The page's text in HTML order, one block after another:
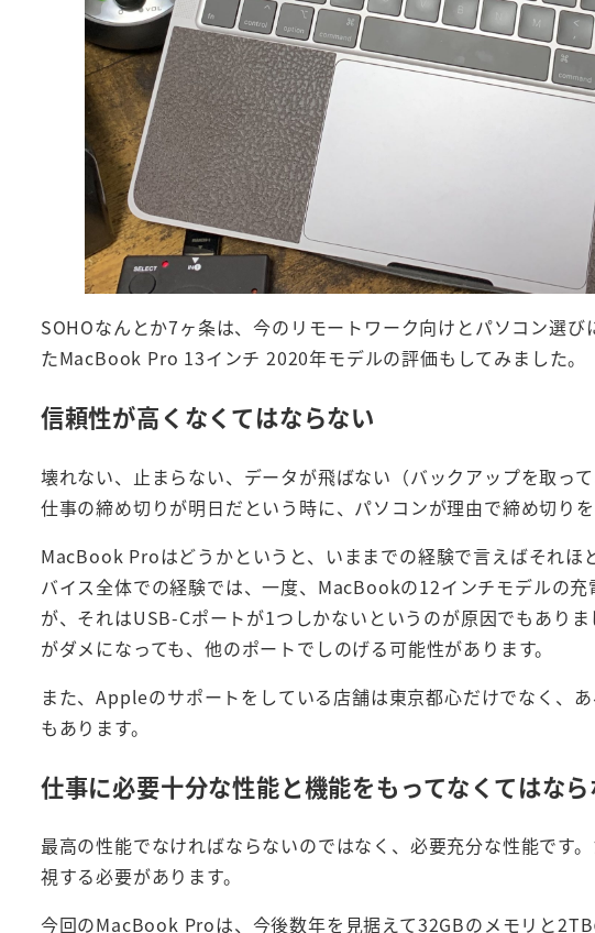
SOHOなんとか7ヶ条は、今のリモートワーク向けとパソコン選
たMacBook Pro 13インチ 2020年モデルの評価もしてみました。
信頼性が高くなくてはならない
壊れない、止まらない、データが飛ばない（バックアップを取って
仕事の締め切りが明日だという時に、パソコンが理由で締め切り
MacBook Proはどうかというと、いままでの経験で言えばそれ
バイス全体での経験では、一度、MacBookの12インチモデルの
が、それはUSB-Cポートが1つしかないというのが原因でもあり
がダメになっても、他のポートでしのげる可能性があります。
また、Appleのサポートをしている店舗は東京都心だけでなく、
もあります。
仕事に必要十分な性能と機能をもってなくてはな
最高の性能でなければならないのではなく、必要充分な性能です
視する必要があります。
今回のMacBook Proは、今後数年を見据えて32GBのメモリと